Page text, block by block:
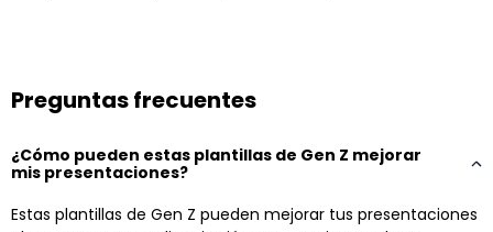
Preguntas frecuentes
¿Cómo pueden estas plantillas de Gen Z mejorar
mis presentaciones?
Estas plantillas de Gen Z pueden mejorar tus presentaciones